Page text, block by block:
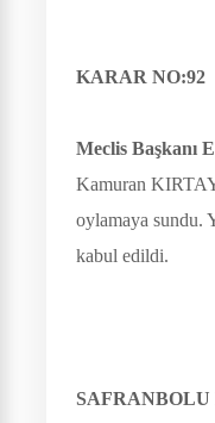
KARAR NO:92
Meclis Başkanı
Kamuran
oylamaya sundu.
kabul edildi.